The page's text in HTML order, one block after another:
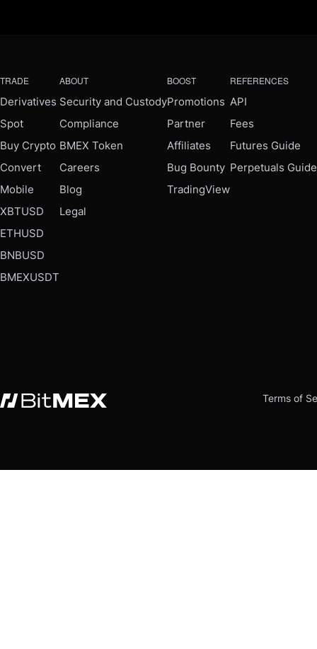
TRADE
Derivatives
Spot
Buy Crypto
Convert
Mobile
XBTUSD
ETHUSD
BNBUSD
BMEXUSDT
ABOUT
Security and Custody
Compliance
BMEX Token
Careers
Blog
Legal
BOOST
Promotions
Partner
Affiliates
Bug Bounty
TradingView
REFERENCES
API
Fees
Futures Guide
Perpetuals Guide
Terms of